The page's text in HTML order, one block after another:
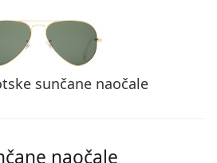
sunčane naočale
naočale